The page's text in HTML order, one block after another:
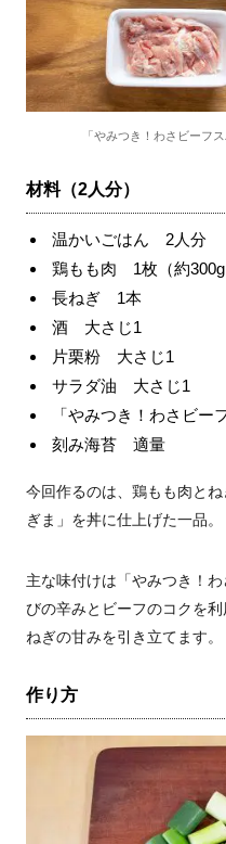
「やみつき！わさビーフ
材料（2人分）
温かいごはん 2人分
鶏もも肉 1枚（約300g
長ねぎ 1本
酒 大さじ1
片栗粉 大さじ1
サラダ油 大さじ1
「やみつき！わさビ
刻み海苔 適量
今回作るのは、鶏もも肉と
ぎま」を丼に仕上げた一品。
主な味付けは「やみつき！
びの辛みとビーフのコクを
ねぎの甘みを引き立てます。
作り方